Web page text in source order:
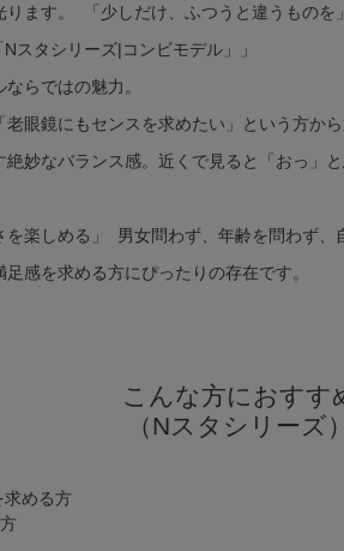
ます。 「少しだけ、ふつうと違うものを
らではの魅力。
眼鏡にもセンスを求めたい」という方か
妙なバランス感。近くで見ると「おっ」
楽しめる」 男女問わず、年齢を問わず、
感を求める方にぴったりの存在です。
こんな方におすす
（Nスタシリーズ）
求める方